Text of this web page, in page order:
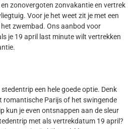
zonovergoten zonvakantie en vertrek
Voor je het weet zit je met een
zwembad. Ons aanbod voor
je 19 april last minute wilt vertrekken
een hele goede optie. Denk
romantische Parijs of het swingende
kun je even ontsnappen aan de sleur
met als vertrekdatum 19 april?